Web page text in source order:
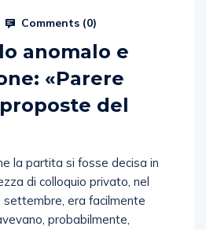
anomalo e
«Parere
del
di colloquio privato, nel
settembre, era facilmente
probabilmente,
principio era stata